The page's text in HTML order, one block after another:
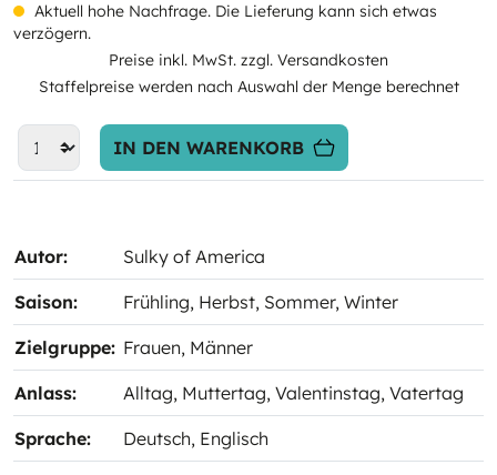
Aktuell hohe Nachfrage. Die Lieferung kann sich etwas
verzögern.
Preise inkl. MwSt. zzgl. Versandkosten
Staffelpreise werden nach Auswahl der Menge berechnet
IN DEN WARENKORB
Autor: Sulky of America
Saison: Frühling, Herbst, Sommer, Winter
Zielgruppe: Frauen, Männer
Anlass: Alltag, Muttertag, Valentinstag, Vatertag
Sprache: Deutsch, Englisch